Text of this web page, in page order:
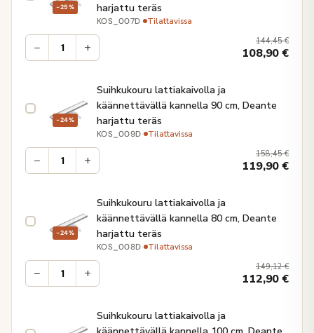
−25%
harjattu teräs
KOS_007D· Tilattavissa
− + 144,45€
108,90€
−24%
Suihkukouru lattiakaivolla ja
käännettävällä kannella 90 cm, Deante
harjattu teräs
KOS_009D· Tilattavissa
− + 158,45€
119,90€
−24%
Suihkukouru lattiakaivolla ja
käännettävällä kannella 80 cm, Deante
harjattu teräs
KOS_008D· Tilattavissa
− + 149,12€
112,90€
Suihkukouru lattiakaivolla ja